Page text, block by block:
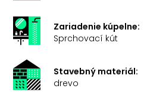
Zariadenie kúpelne:
Sprchovací kút
Stavebný materiál:
drevo